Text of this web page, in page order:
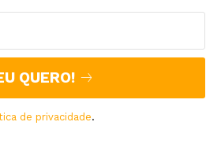
QUERO!
de privacidade.